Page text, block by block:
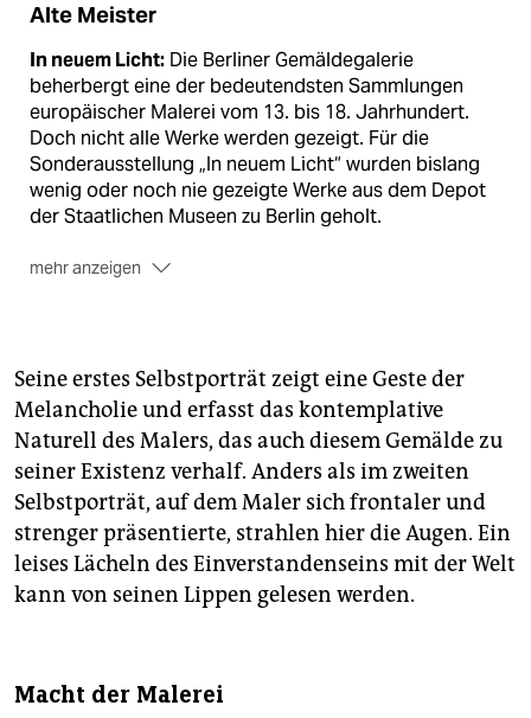
Alte Meister
In neuem Licht: Die Berliner Gemäldegalerie
beherbergt eine der bedeutendsten Sammlungen
europäischer Malerei vom 13. bis 18. Jahrhundert.
Doch nicht alle Werke werden gezeigt. Für die
Sonderausstellung „In neuem Licht“ wurden bislang
wenig oder noch nie gezeigte Werke aus dem Depot
der Staatlichen Museen zu Berlin geholt.
mehr anzeigen
Künstlerin und Autorin Tal Sterngast einzelne dieser
nun ans Licht geholten Werke, aber auch andere
Gemälde aus der Sammlung vor.
Seine erstes Selbstporträt zeigt eine Geste der
Melancholie und erfasst das kontemplative
Naturell des Malers, das auch diesem Gemälde zu
seiner Existenz verhalf. Anders als im zweiten
Selbstporträt, auf dem Maler sich frontaler und
strenger präsentierte, strahlen hier die Augen. Ein
leises Lächeln des Einverstandenseins mit der Welt
kann von seinen Lippen gelesen werden.
Macht der Malerei